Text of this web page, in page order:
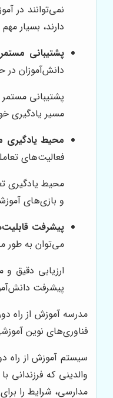
نمی‌توانند در
دارند، بسیار
پشتیبانی
دانش‌آموزان
پشتیبانی
مسیر یادگیری
محیط یادگیری
فعالیت‌های
محیط یادگیری
و بازی‌های
پیشرفت
می‌توان به طور
ارزیابی دقیق و
پیشرفت
مدرسه آموزش از راه
فناوری‌های نوین
سیستم آموزش از راه
والدینی که فرزندانی
مدارسی، شرایط را